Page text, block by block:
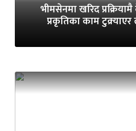
भीमसेनमा खरिद
प्रकृतिका काम